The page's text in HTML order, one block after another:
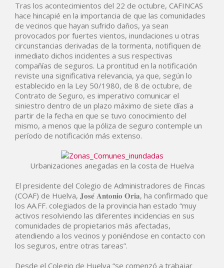
Tras los acontecimientos del 22 de octubre, CAFINCAS
hace hincapié en la importancia de que las comunidades
de vecinos que hayan sufrido daños, ya sean
provocados por fuertes vientos, inundaciones u otras
circunstancias derivadas de la tormenta, notifiquen de
inmediato dichos incidentes a sus respectivas
compañías de seguros. La prontitud en la notificación
reviste una significativa relevancia, ya que, según lo
establecido en la Ley 50/1980, de 8 de octubre, de
Contrato de Seguro, es imperativo comunicar el
siniestro dentro de un plazo máximo de siete días a
partir de la fecha en que se tuvo conocimiento del
mismo, a menos que la póliza de seguro contemple un
período de notificación más extenso.
Urbanizaciones anegadas en la costa de Huelva
El presidente del Colegio de Administradores de Fincas
(COAF) de Huelva, 𝐉𝐨𝐬𝐞́ 𝐀𝐧𝐭𝐨𝐧𝐢𝐨 𝐎𝐫𝐢𝐚, ha confirmado que
los AA.FF. colegiados de la provincia han estado “muy
activos resolviendo las diferentes incidencias en sus
comunidades de propietarios más afectadas,
atendiendo a los vecinos y poniéndose en contacto con
los seguros, entre otras tareas”.
Desde el Colegio de Huelva “se comenzó a trabajar